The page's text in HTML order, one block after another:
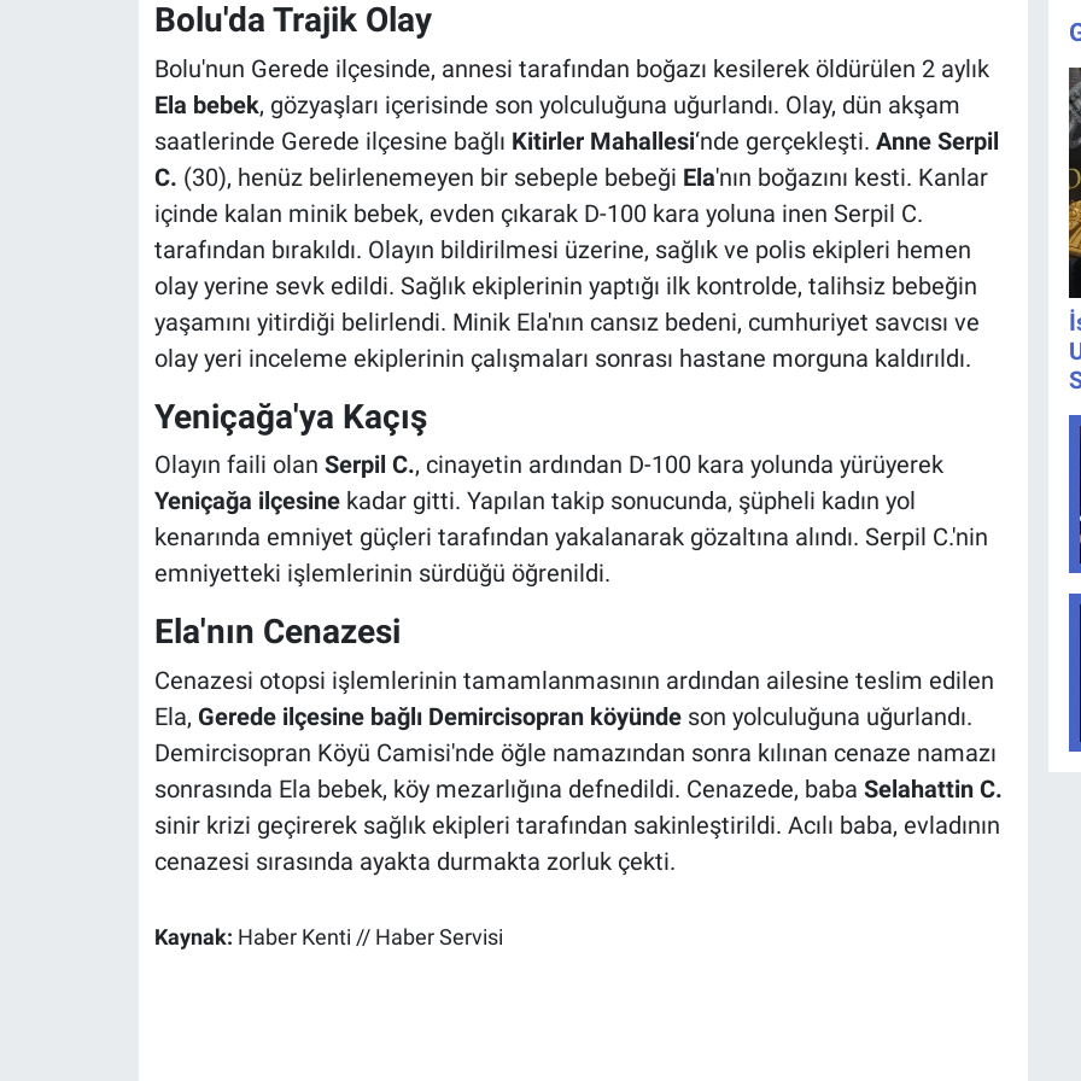
Bolu'da Trajik Olay
Bolu'nun Gerede ilçesinde, annesi tarafından boğazı kesilerek öldürülen 2 aylık
Ela bebek, gözyaşları içerisinde son yolculuğuna uğurlandı. Olay, dün akşam
saatlerinde Gerede ilçesine bağlı Kitirler Mahallesi‘nde gerçekleşti. Anne Serpil
C. (30), henüz belirlenemeyen bir sebeple bebeği Ela'nın boğazını kesti. Kanlar
içinde kalan minik bebek, evden çıkarak D-100 kara yoluna inen Serpil C.
tarafından bırakıldı. Olayın bildirilmesi üzerine, sağlık ve polis ekipleri hemen
olay yerine sevk edildi. Sağlık ekiplerinin yaptığı ilk kontrolde, talihsiz bebeğin
yaşamını yitirdiği belirlendi. Minik Ela'nın cansız bedeni, cumhuriyet savcısı ve
olay yeri inceleme ekiplerinin çalışmaları sonrası hastane morguna kaldırıldı.
Yeniçağa'ya Kaçış
Olayın faili olan Serpil C., cinayetin ardından D-100 kara yolunda yürüyerek
Yeniçağa ilçesinekadar gitti. Yapılan takip sonucunda, şüpheli kadın yol
kenarında emniyet güçleri tarafından yakalanarak gözaltına alındı. Serpil C.'nin
emniyetteki işlemlerinin sürdüğü öğrenildi.
Ela'nın Cenazesi
Cenazesi otopsi işlemlerinin tamamlanmasının ardından ailesine teslim edilen
Ela, Gerede ilçesine bağlı Demircisopran köyündeson yolculuğuna uğurlandı.
Demircisopran Köyü Camisi'nde öğle namazından sonra kılınan cenaze namazı
sonrasında Ela bebek, köy mezarlığına defnedildi. Cenazede, baba Selahattin C.
sinir krizi geçirerek sağlık ekipleri tarafından sakinleştirildi. Acılı baba, evladının
cenazesi sırasında ayakta durmakta zorluk çekti.
Kaynak: Haber Kenti // Haber Servisi